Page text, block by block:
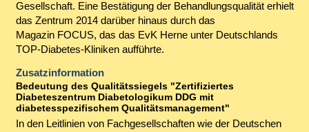
Gesellschaft. Eine Bestätigung der Behandlungsqualität erhielt
das Zentrum 2014 darüber hinaus durch das
Magazin FOCUS, das das EvK Herne unter Deutschlands
TOP-Diabetes-Kliniken aufführte.
Zusatzinformation
Bedeutung des Qualitätssiegels "Zertifiziertes
Diabeteszentrum Diabetologikum DDG mit
diabetesspezifischem Qualitätsmanagement"
In den Leitlinien von Fachgesellschaften wie der Deutschen